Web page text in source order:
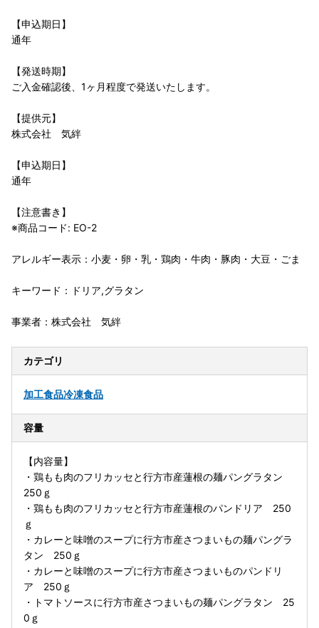
【申込期日】
通年
【発送時期】
ご入金確認後、1ヶ月程度で発送いたします。
【提供元】
株式会社 気絆
【申込期日】
通年
【注意書き】
※商品コード: EO-2
アレルギー表示：小麦・卵・乳・鶏肉・牛肉・豚肉・大豆・ごま
キーワード：ドリア,グラタン
事業者：株式会社 気絆
カテゴリ
加工食品冷凍食品
容量
【内容量】
・鶏もも肉のフリカッセと行方市産蓮根の麺パングラタン
250ｇ
・鶏もも肉のフリカッセと行方市産蓮根のパンドリア 250
ｇ
・カレーと味噌のスープに行方市産さつまいもの麺パングラ
タン 250ｇ
・カレーと味噌のスープに行方市産さつまいものパンドリ
ア 250ｇ
・トマトソースに行方市産さつまいもの麺パングラタン 25
0ｇ